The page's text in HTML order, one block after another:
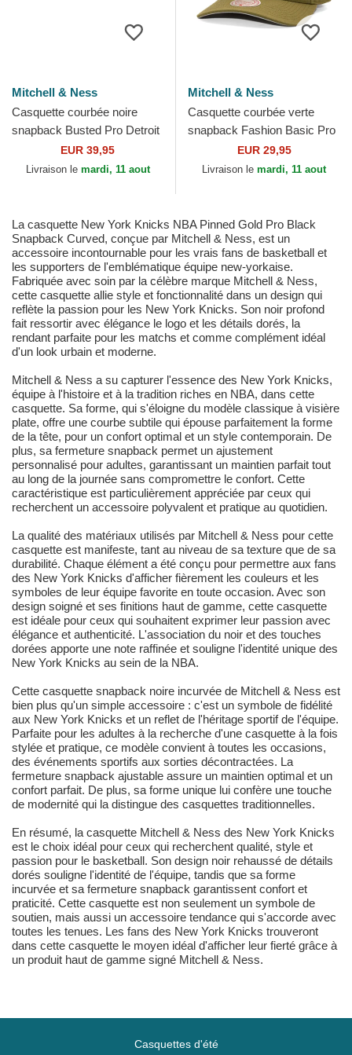
Mitchell & Ness
Casquette courbée noire
snapback Busted Pro Detroit
Red Wings NHL Mitchell &
Ness
EUR 39,95
Livraison le mardi, 11 aout
Mitchell & Ness
Casquette courbée verte
snapback Fashion Basic Pro
Vancouver Grizzlies NBA
Mitchell & Ness
EUR 29,95
Livraison le mardi, 11 aout
La casquette New York Knicks NBA Pinned Gold Pro Black
Snapback Curved, conçue par Mitchell & Ness, est un
accessoire incontournable pour les vrais fans de basketball et
les supporters de l'emblématique équipe new-yorkaise.
Fabriquée avec soin par la célèbre marque Mitchell & Ness,
cette casquette allie style et fonctionnalité dans un design qui
reflète la passion pour les New York Knicks. Son noir profond
fait ressortir avec élégance le logo et les détails dorés, la
rendant parfaite pour les matchs et comme complément idéal
d'un look urbain et moderne.
Mitchell & Ness a su capturer l'essence des New York Knicks,
équipe à l'histoire et à la tradition riches en NBA, dans cette
casquette. Sa forme, qui s'éloigne du modèle classique à visière
plate, offre une courbe subtile qui épouse parfaitement la forme
de la tête, pour un confort optimal et un style contemporain. De
plus, sa fermeture snapback permet un ajustement
personnalisé pour adultes, garantissant un maintien parfait tout
au long de la journée sans compromettre le confort. Cette
caractéristique est particulièrement appréciée par ceux qui
recherchent un accessoire polyvalent et pratique au quotidien.
La qualité des matériaux utilisés par Mitchell & Ness pour cette
casquette est manifeste, tant au niveau de sa texture que de sa
durabilité. Chaque élément a été conçu pour permettre aux fans
des New York Knicks d'afficher fièrement les couleurs et les
symboles de leur équipe favorite en toute occasion. Avec son
design soigné et ses finitions haut de gamme, cette casquette
est idéale pour ceux qui souhaitent exprimer leur passion avec
élégance et authenticité. L'association du noir et des touches
dorées apporte une note raffinée et souligne l'identité unique des
New York Knicks au sein de la NBA.
Cette casquette snapback noire incurvée de Mitchell & Ness est
bien plus qu'un simple accessoire : c'est un symbole de fidélité
aux New York Knicks et un reflet de l'héritage sportif de l'équipe.
Parfaite pour les adultes à la recherche d'une casquette à la fois
stylée et pratique, ce modèle convient à toutes les occasions,
des événements sportifs aux sorties décontractées. La
fermeture snapback ajustable assure un maintien optimal et un
confort parfait. De plus, sa forme unique lui confère une touche
de modernité qui la distingue des casquettes traditionnelles.
En résumé, la casquette Mitchell & Ness des New York Knicks
est le choix idéal pour ceux qui recherchent qualité, style et
passion pour le basketball. Son design noir rehaussé de détails
dorés souligne l'identité de l'équipe, tandis que sa forme
incurvée et sa fermeture snapback garantissent confort et
praticité. Cette casquette est non seulement un symbole de
soutien, mais aussi un accessoire tendance qui s'accorde avec
toutes les tenues. Les fans des New York Knicks trouveront
dans cette casquette le moyen idéal d'afficher leur fierté grâce à
un produit haut de gamme signé Mitchell & Ness.
Casquettes d'été